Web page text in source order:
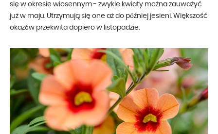
się w okresie wiosennym - zwykle kwiaty można zauważyć
już w maju. Utrzymują się one aż do później jesieni. Większość
okazów przekwita dopiero w listopadzie.